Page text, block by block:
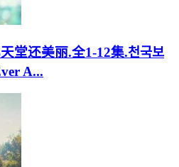
堂还美丽.全1-12集.천국보
A...